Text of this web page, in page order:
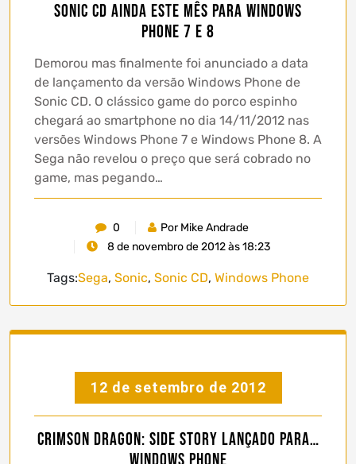
Sonic CD ainda este mês para Windows
Phone 7 e 8
Demorou mas finalmente foi anunciado a data
de lançamento da versão Windows Phone de
Sonic CD. O clássico game do porco espinho
chegará ao smartphone no dia 14/11/2012 nas
versões Windows Phone 7 e Windows Phone 8. A
Sega não revelou o preço que será cobrado no
game, mas pegando…
0
Por Mike Andrade
8 de novembro de 2012 às 18:23
Tags:Sega, Sonic, Sonic CD, Windows Phone
12 de setembro de 2012
Crimson Dragon: Side Story lançado para…